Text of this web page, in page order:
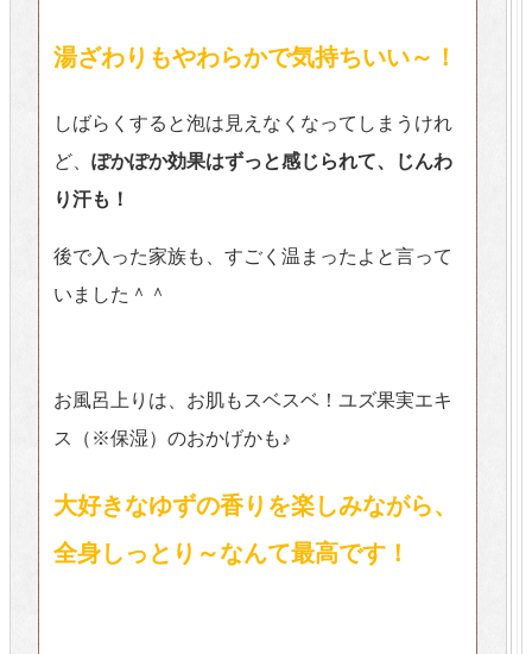
湯ざわりもやわらかで気持ちいい～！
しばらくすると泡は見えなくなってしまうけれ
ど、ぽかぽか効果はずっと感じられて、じんわ
り汗も！
後で入った家族も、すごく温まったよと言って
いました＾＾
お風呂上りは、お肌もスベスベ！ユズ果実エキ
ス（※保湿）のおかげかも♪
大好きなゆずの香りを楽しみながら、
全身しっとり～なんて最高です！